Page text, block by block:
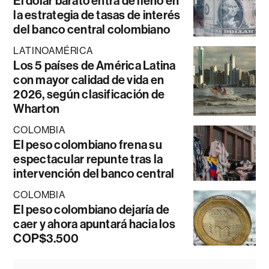
la estrategia de tasas de interés
del banco central colombiano
LATINOAMÉRICA
Los 5 países de América Latina
con mayor calidad de vida en
2026, según clasificación de
Wharton
COLOMBIA
El peso colombiano frena su
espectacular repunte tras la
intervención del banco central
COLOMBIA
El peso colombiano dejaría de
caer y ahora apuntará hacia los
COP$3.500